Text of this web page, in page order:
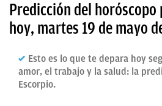
Predicción del horóscopo
hoy, martes 19 de mayo
Esto es lo que te depara hoy
amor, el trabajo y la salud: la
Escorpio.